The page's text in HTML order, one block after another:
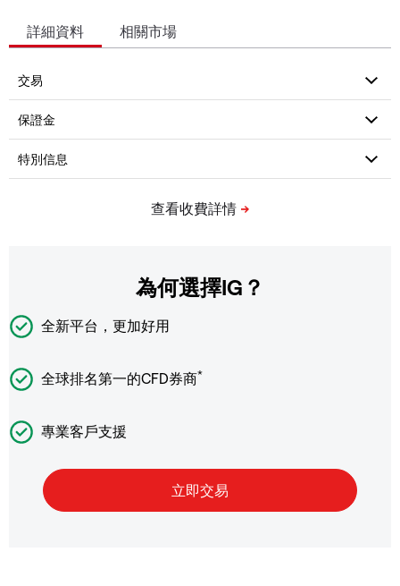
詳細資料 相關市場
為何選擇IG？
全新平台，更加好用
全球排名第一的CFD券商*
專業客戶支援